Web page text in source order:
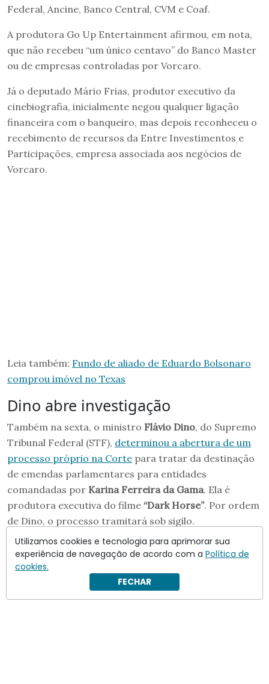
Federal, Ancine, Banco Central, CVM e Coaf.
A produtora Go Up Entertainment afirmou, em nota,
que não recebeu “um único centavo” do Banco Master
ou de empresas controladas por Vorcaro.
Já o deputado Mário Frias, produtor executivo da
cinebiografia, inicialmente negou qualquer ligação
financeira com o banqueiro, mas depois reconheceu o
recebimento de recursos da Entre Investimentos e
Participações, empresa associada aos negócios de
Vorcaro.
Leia também: Fundo de aliado de Eduardo Bolsonaro
comprou imóvel no Texas
Dino abre investigação
Também na sexta, o ministro Flávio Dino, do Supremo
Tribunal Federal (STF), determinou a abertura de um
processo próprio na Corte para tratar da destinação
de emendas parlamentares para entidades
comandadas por Karina Ferreira da Gama. Ela é
produtora executiva do filme “Dark Horse”. Por ordem
de Dino, o processo tramitará sob sigilo.
Utilizamos cookies e tecnologia para aprimorar sua
experiência de navegação de acordo com a Política de
cookies.
FECHAR